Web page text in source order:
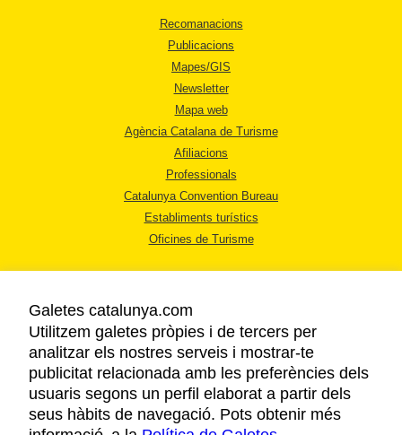
Recomanacions
Publicacions
Mapes/GIS
Newsletter
Mapa web
Agència Catalana de Turisme
Afiliacions
Professionals
Catalunya Convention Bureau
Establiments turístics
Oficines de Turisme
AVÍS LEGAL
POLÍTICA DE PRIVACITAT
COOKIES
ACCESSIBILITAT
Galetes catalunya.com
Utilitzem galetes pròpies i de tercers per
analitzar els nostres serveis i mostrar-te
publicitat relacionada amb les preferències dels
usuaris segons un perfil elaborat a partir dels
seus hàbits de navegació. Pots obtenir més